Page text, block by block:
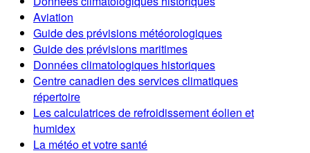
Aviation
Guide des prévisions météorologiques
Guide des prévisions maritimes
Données climatologiques historiques
Centre canadien des services climatiques
répertoire
Les calculatrices de refroidissement éolien et
humidex
La météo et votre santé